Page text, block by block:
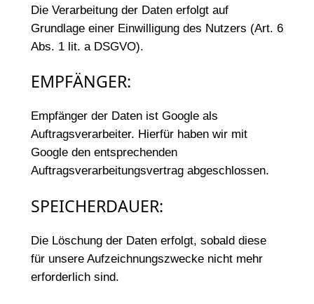
Die Verarbeitung der Daten erfolgt auf
Grundlage einer Einwilligung des Nutzers (Art. 6
Abs. 1 lit. a DSGVO).
EMPFÄNGER:
Empfänger der Daten ist Google als
Auftragsverarbeiter. Hierfür haben wir mit
Google den entsprechenden
Auftragsverarbeitungsvertrag abgeschlossen.
SPEICHERDAUER:
Die Löschung der Daten erfolgt, sobald diese
für unsere Aufzeichnungszwecke nicht mehr
erforderlich sind.